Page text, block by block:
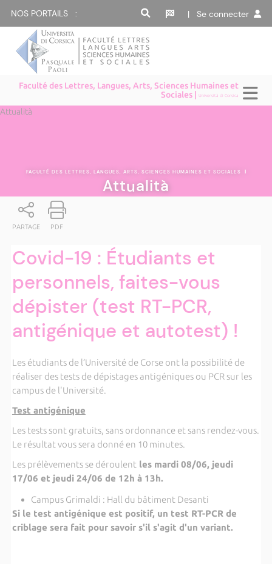
NOS PORTAILS : | Se connecter
Faculté des Lettres, Langues, Arts, Sciences Humaines et
Sociales |Università di Corsica
Attualità
FACULTÉ DES LETTRES, LANGUES, ARTS, SCIENCES HUMAINES ET SOCIALES |
Attualità
PARTAGE PDF
Covid-19 : Étudiants et
personnels, faites-vous
dépister (test RT-PCR,
antigénique et autotest) !
Les étudiants de l’Université de Corse ont la possibilité de
réaliser des tests de dépistages antigéniques ou PCR sur les
campus de l'Université.
Test antigénique
Les tests sont gratuits, sans ordonnance et sans rendez-vous.
Le résultat vous sera donné en 10 minutes.
Les prélèvements se déroulent les mardi 08/06, jeudi
17/06 et jeudi 24/06 de 12h à 13h.
Campus Grimaldi : Hall du bâtiment Desanti
Si le test antigénique est positif, un test RT-PCR de
criblage sera fait pour savoir s'il s'agit d'un variant.